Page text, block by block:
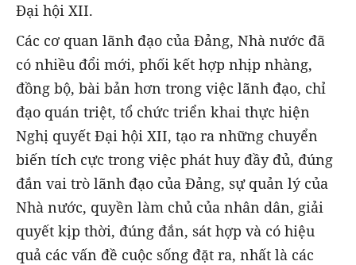
Đại hội XII.
Các cơ quan lãnh đạo của Đảng, Nhà nước đã
có nhiều đổi mới, phối kết hợp nhịp nhàng,
đồng bộ, bài bản hơn trong việc lãnh đạo, chỉ
đạo quán triệt, tổ chức triển khai thực hiện
Nghị quyết Đại hội XII, tạo ra những chuyển
biến tích cực trong việc phát huy đầy đủ, đúng
đắn vai trò lãnh đạo của Đảng, sự quản lý của
Nhà nước, quyền làm chủ của nhân dân, giải
quyết kịp thời, đúng đắn, sát hợp và có hiệu
quả các vấn đề cuộc sống đặt ra, nhất là các